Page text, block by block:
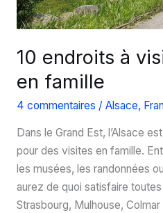
?
10 endroits à
en famille
4 commentaires / Alsace,
Dans le Grand Est, l’Alsace
pour des visites en famille.
les musées, les randonnées
aurez de quoi satisfaire
Strasbourg, Mulhouse,